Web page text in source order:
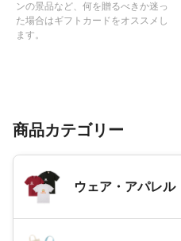
ンの景品など、何を贈るべきか迷っ
た場合はギフトカードをオススメし
ます。
商品カテゴリー
ウェア・アパレル